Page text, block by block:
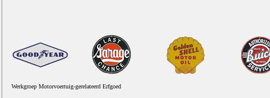
Werkgroep Motorvoertuig-gerelateerd Erfgoed